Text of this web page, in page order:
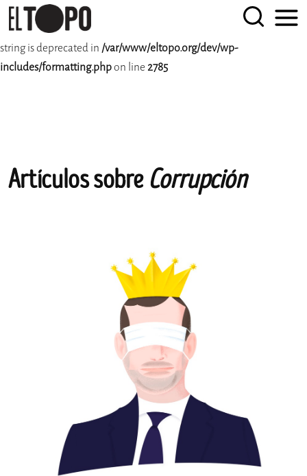
Deprecated : rtrim(): Passing null to parameter #1 ($string) of type
string is deprecated in /var/www/eltopo.org/dev/wp-
includes/formatting.phpon line 2785
Skip
to
EL TOPO
El periódico tabernario bimestral más leído desde Sevilla
Artículos sobreCorrupción